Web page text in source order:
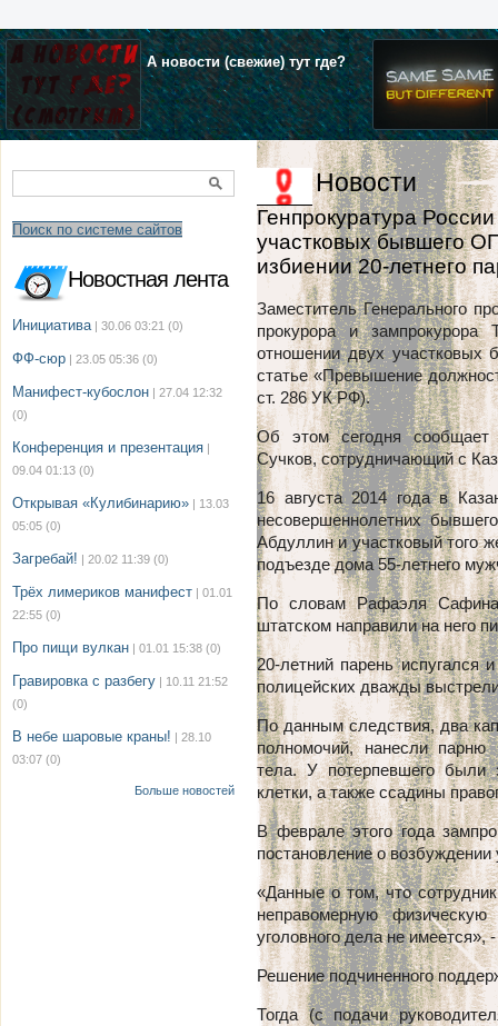
А новости (свежие) тут где?
Поиск по системе сайтов
Новостная лента
Инициатива | 30.06 03:21 (0)
ФФ-сюр | 23.05 05:36 (0)
Манифест-кубослон | 27.04 12:32
(0)
Конференция и презентация |
09.04 01:13 (0)
Открывая «Кулибинарию» | 13.03
05:05 (0)
Загребай! | 20.02 11:39 (0)
Трёх лимериков манифест | 01.01
22:55 (0)
Про пищи вулкан | 01.01 15:38 (0)
Гравировка с разбегу | 10.11 21:52
(0)
В небе шаровые краны! | 28.10
03:07 (0)
Больше новостей
Новости
Генпрокуратура
участковых бывшего
избиении 20-летнего
Заместитель Генерального
прокурора и зампрокурора
отношении двух участковых
статье «Превышение
ст. 286 УК РФ).
Об этом сегодня сообщает
Сучков, сотрудничающий с
16 августа 2014 года в
несовершеннолетних
Абдуллин и участковый того
подъезде дома 55-летнего
По словам Рафаэля
штатском направили на него
20-летний парень
полицейских дважды
По данным следствия, два
полномочий, нанесли
тела. У потерпевшего были
клетки, а также ссадины
В феврале этого года
постановление о возбуждении
«Данные о том, что
неправомерную
уголовного дела не имеется»,
Решение подчиненного
Тогда (с подачи